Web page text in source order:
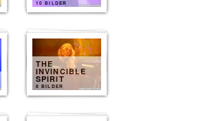
10 BILDER
THE
INVINCIBLE
SPIRIT
8 BILDER